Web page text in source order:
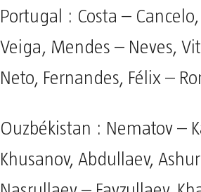
Portugal : Costa –
Veiga, Mendes – Neves,
Neto, Fernandes, Félix –
Ouzbékistan : Nematov –
Khusanov, Abdullaev,